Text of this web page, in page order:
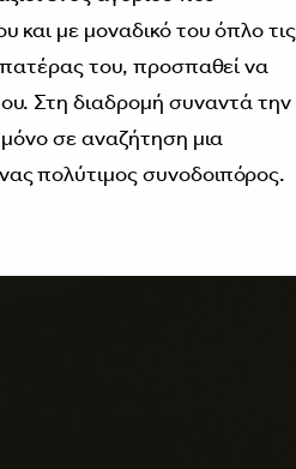
και με μοναδικό του όπλο τις
πατέρας του, προσπαθεί να
Στη διαδρομή συναντά την
μόνο σε αναζήτηση μια
πολύτιμος συνοδοιπόρος.